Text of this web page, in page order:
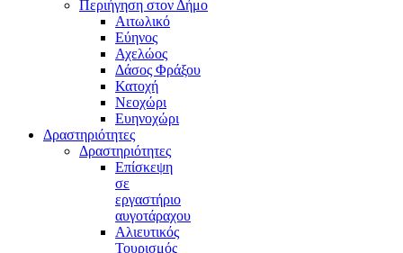
Περιήγηση στον Δήμο
Αιτωλικό
Εύηνος
Αχελώος
Δάσος Φράξου
Κατοχή
Νεοχώρι
Ευηνοχώρι
Δραστηριότητες
Δραστηριότητες
Επίσκεψη
σε
εργαστήριο
αυγοτάραχου
Αλιευτικός
Τουρισμός